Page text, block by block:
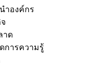
ำองค์กร
าด
การความรู้